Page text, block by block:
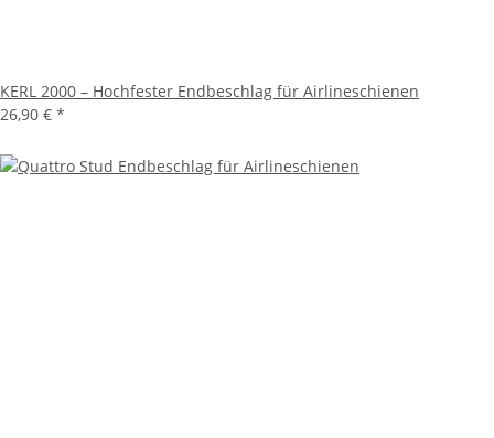
KERL 2000 – Hochfester Endbeschlag für Airlineschienen
26,90 € *